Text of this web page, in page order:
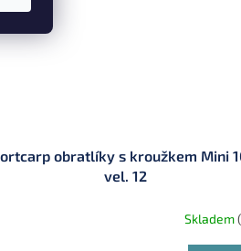
obratlíky s kroužkem Mini
vel. 12
Skladem